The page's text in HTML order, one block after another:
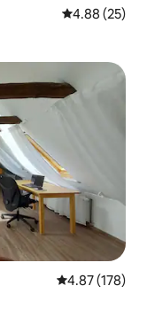
평점 4.88점(5
4.88 (25)
평점 4.87점(5
4.87 (178)